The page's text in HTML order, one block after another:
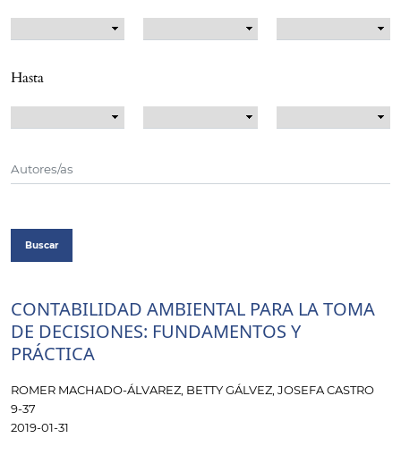
Hasta
Buscar
CONTABILIDAD AMBIENTAL PARA LA TOMA
DE DECISIONES: FUNDAMENTOS Y
PRÁCTICA
ROMER MACHADO-ÁLVAREZ, BETTY GÁLVEZ, JOSEFA CASTRO
9-37
2019-01-31